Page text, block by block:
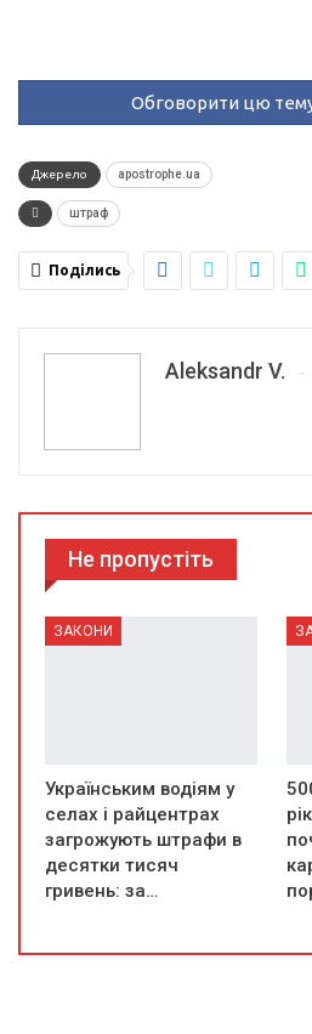
Обговорити цю
Джерело apostrophe.ua
штраф
Поділись
Aleksandr V.
Не пропустіть
ЗАКОНИ
Українським водіям у
селах і райцентрах
загрожують штрафи в
десятки тисяч
гривень: за…